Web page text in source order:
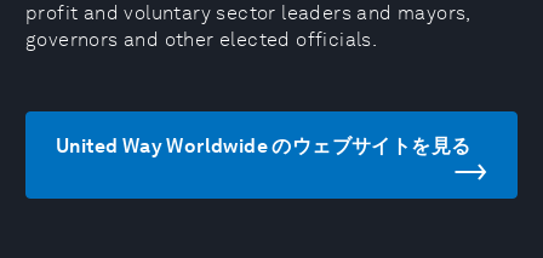
profit and voluntary sector leaders and mayors,
governors and other elected officials.
United Way Worldwide のウェブサイトを見る